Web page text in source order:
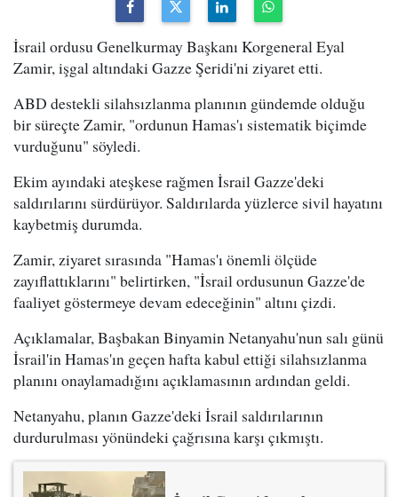
İsrail ordusu Genelkurmay Başkanı Korgeneral Eyal
Zamir, işgal altındaki Gazze Şeridi'ni ziyaret etti.
ABD destekli silahsızlanma planının gündemde olduğu
bir süreçte Zamir, "ordunun Hamas'ı sistematik biçimde
vurduğunu" söyledi.
Ekim ayındaki ateşkese rağmen İsrail Gazze'deki
saldırılarını sürdürüyor. Saldırılarda yüzlerce sivil hayatını
kaybetmiş durumda.
Zamir, ziyaret sırasında "Hamas'ı önemli ölçüde
zayıflattıklarını" belirtirken, "İsrail ordusunun Gazze'de
faaliyet göstermeye devam edeceğinin" altını çizdi.
Açıklamalar, Başbakan Binyamin Netanyahu'nun salı günü
İsrail'in Hamas'ın geçen hafta kabul ettiği silahsızlanma
planını onaylamadığını açıklamasının ardından geldi.
Netanyahu, planın Gazze'deki İsrail saldırılarının
durdurulması yönündeki çağrısına karşı çıkmıştı.